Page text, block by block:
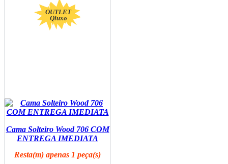
OUTLET
Qluxo
Cama Solteiro Wood 706 COM
ENTREGA IMEDIATA
Resta(m) apenas 1 peça(s)